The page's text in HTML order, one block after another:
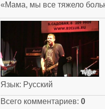
«Мама, мы все тяжело
Язык: Русский
Всего комментариев: 0